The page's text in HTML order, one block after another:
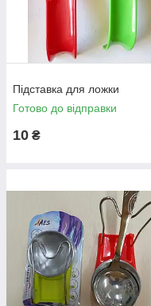
Підставка для ложки
Готово до відправки
10 ₴